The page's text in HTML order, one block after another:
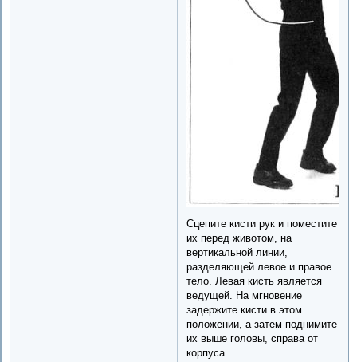
Сцепите кисти рук и поместите
их перед животом, на
вертикальной линии,
разделяющей левое и правое
тело. Левая кисть является
ведущей. На мгновение
задержите кисти в этом
положении, а затем поднимите
их выше головы, справа от
корпуса.